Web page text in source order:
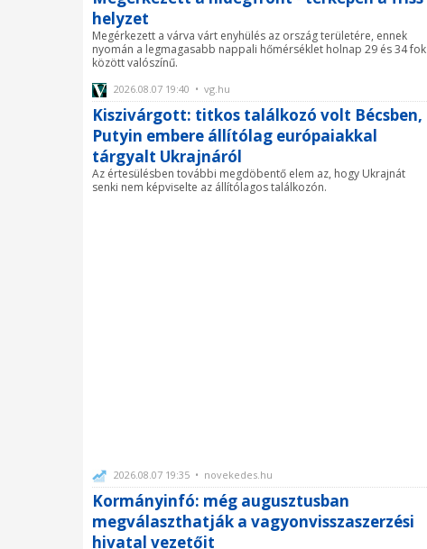
helyzet
Megérkezett a várva várt enyhülés az ország területére, ennek
nyomán a legmagasabb nappali hőmérséklet holnap 29 és 34 fok
között valószínű.
2026.08.07 19:40 • vg.hu
Kiszivárgott: titkos találkozó volt Bécsben,
Putyin embere állítólag európaiakkal
tárgyalt Ukrajnáról
Az értesülésben további megdöbentő elem az, hogy Ukrajnát
senki nem képviselte az állítólagos találkozón.
2026.08.07 19:35 • novekedes.hu
Kormányinfó: még augusztusban
megválaszthatják a vagyonvisszaszerzési
hivatal vezetőit